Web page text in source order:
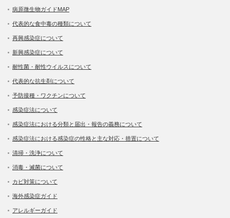
病原微生物ガイドMAP
代表的な食中毒の種類について
再興感染症について
新興感染症について
耐性菌・耐性ウイルスについて
代表的な抗生剤について
予防接種・ワクチンについて
感染症法について
感染症法における分類と届出・報告の義務について
感染症法における感染症の性格と主な対応・措置について
清掃・洗浄について
消毒・滅菌について
カビ対策について
海外感染症ガイド
アレルギーガイド